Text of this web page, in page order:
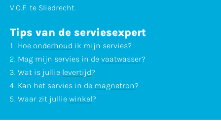
V.O.F. te Sliedrecht.
Tips van de serviesexpert
Hoe onderhoud ik mijn servies?
Mag mijn servies in de vaatwasser?
Wat is jullie levertijd?
Kan het servies in de magnetron?
Waar zit jullie winkel?